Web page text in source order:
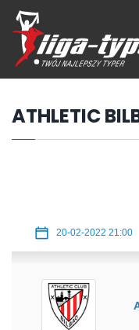
Przejdź
hdo
treści
ATHLETIC
20-02-2022 21:00